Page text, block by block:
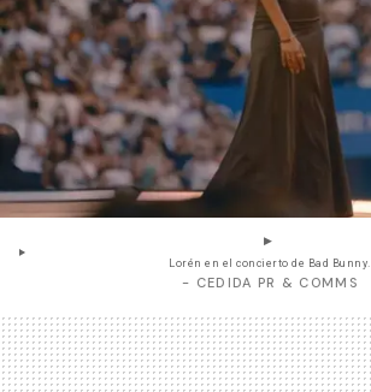
Lorén en el concierto de Bad Bunny.
- CEDIDA PR & COMMS